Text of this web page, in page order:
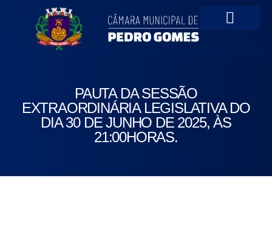
PAUTA DA SESSÃO
EXTRAORDINÁRIA LEGISLATIVA DO
DIA 30 DE JUNHO DE 2025, ÀS
21:00HORAS.